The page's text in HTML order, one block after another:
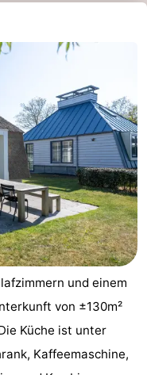
und einem
von ±130m²
Küche ist unter
Kaffeemaschine,